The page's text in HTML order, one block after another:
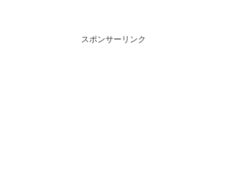
スポンサーリンク